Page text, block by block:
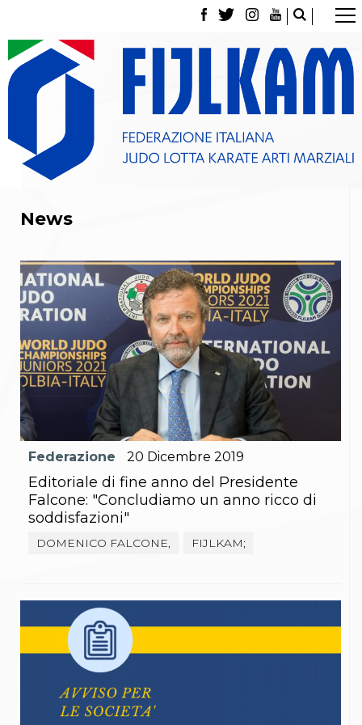
La Federazione
Tesseramento
Contatti
Norme e modulistica Affiliazioni e Tesseramenti
Classifica Società Sportive con più di 100 atleti
tesserati
Partners
Trasparenza
Judo
La disciplina
News
Attività Didattica
Gare e Risultati
Albi Federali
Arbitri
Lotta
La disciplina
News
Gare e Risultati
Attività Didattica
Albi Federali
Karate
News
Aikido
Sumo
Grappling
Pancrazio/Pankration
News
Federazione 20 Dicembre 2019
Editoriale di fine anno del Presidente
Falcone: "Concludiamo un anno ricco di
soddisfazioni"
DOMENICO FALCONE, FIJLKAM;